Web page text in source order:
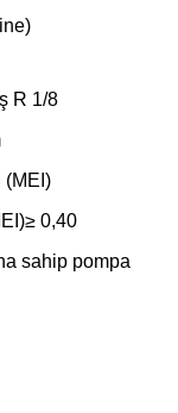
R 1/8
(MEI)
0,40
sahip pompa